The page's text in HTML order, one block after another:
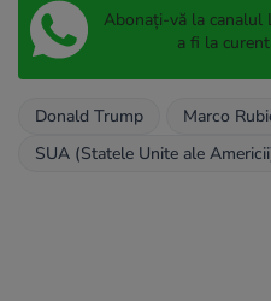
Abonați-vă la canalul
a fi la
Donald Trump Marco
SUA (Statele Unite ale